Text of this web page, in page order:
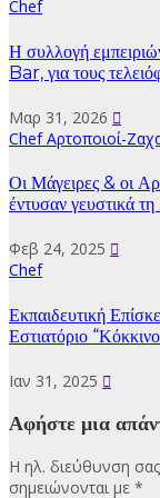
Chef
Η συλλογή
Bar, για τους
Μαρ 31, 2026
ChefΑρτοποιοί-
Οι Μάγειρες & οι
έντυσαν γευστικά
Φεβ 24, 2025
Chef
Εκπαιδευτική
Εστιατόριο
Ιαν 31, 2025
Αφήστε μια
Η ηλ. διεύθυνση
σημειώνονται με *